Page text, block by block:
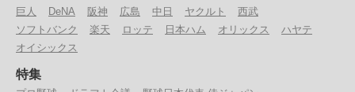
巨人 DeNA 阪神 広島 中日 ヤクルト
西武
ソフトバンク
楽天 ロッテ 日本ハム オリックス
ハヤテ
オイシックス
特集